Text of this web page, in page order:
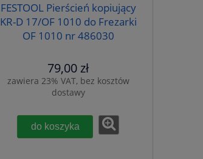
FESTOOL Pierścień kopiujący
KR-D 17/OF 1010 do Frezarki
OF 1010 nr 486030
79,00 zł
zawiera 23% VAT, bez kosztów
dostawy
do koszyka